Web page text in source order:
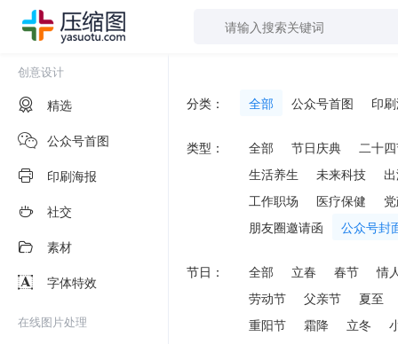
创意设计
精选
公众号首图
印刷海报
社交
素材
字体特效
在线图片处理
分类： 全部 公众号首图 印
类型： 全部 节日庆典
二十
生活养生
未来科技
工作职场
医疗保健
朋友圈邀请函
公众号封
节日： 全部 立春 春节
情
劳动节
父亲节
夏至
重阳节
霜降 立冬